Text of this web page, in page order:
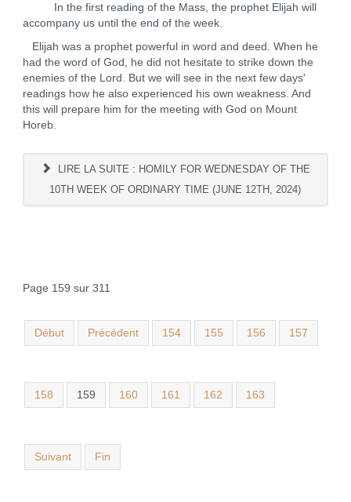
In the first reading of the Mass, the prophet Elijah will
accompany us until the end of the week.
Elijah was a prophet powerful in word and deed. When he
had the word of God, he did not hesitate to strike down the
enemies of the Lord. But we will see in the next few days'
readings how he also experienced his own weakness. And
this will prepare him for the meeting with God on Mount
Horeb.
LIRE LA SUITE : HOMILY FOR WEDNESDAY OF THE
10TH WEEK OF ORDINARY TIME (JUNE 12TH, 2024)
Page 159 sur 311
Début Précédent 154 155 156 157
158 159 160 161 162 163
Suivant Fin